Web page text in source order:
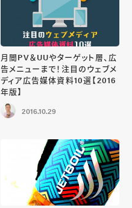
月間PV＆UUやターゲット層、広
告メニューまで！注目のウェブメ
ディア広告媒体資料10選【2016
年版】
2016.10.29